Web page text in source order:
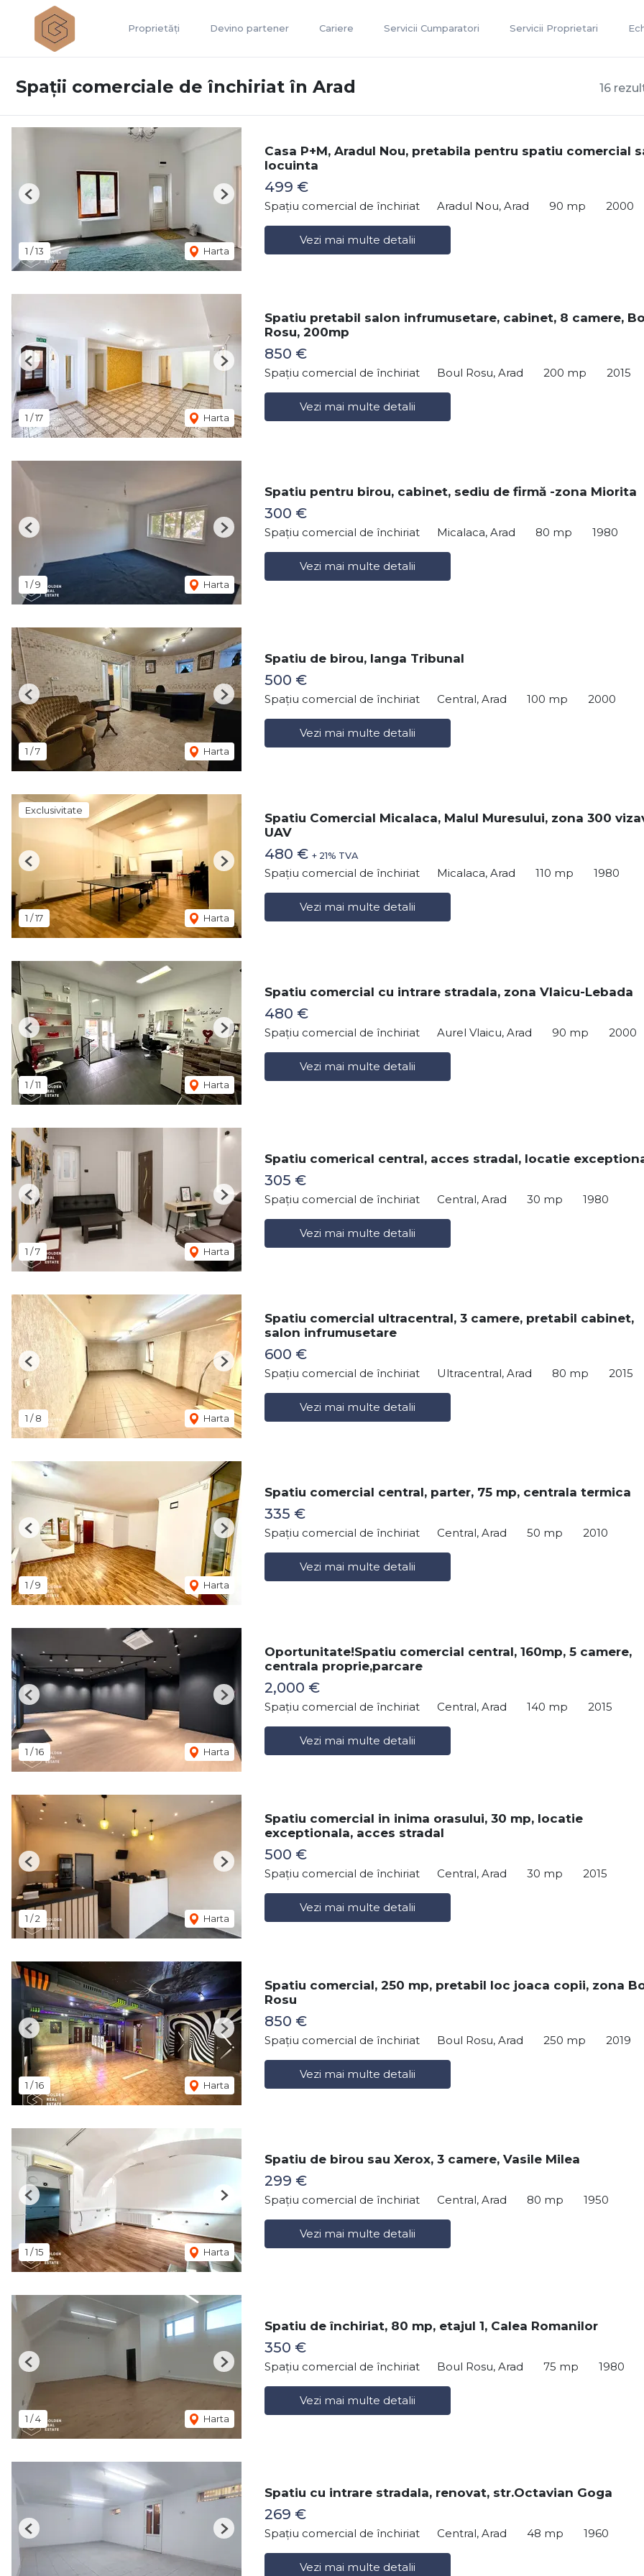
Proprietăți Devino partener Cariere Servicii Cumparatori Servicii Proprietari
16
Spații comerciale de închiriat în Arad
1 /13 Harta
Previous Next
Casa P+M, Aradul Nou, pretabila pentru spatiu comercial
locuinta
499 €
Spațiu comercial de închiriat Aradul Nou, Arad 90 mp 2000
Vezi mai multe detalii
1 /17 Harta
Previous Next
Spatiu pretabil salon infrumusetare, cabinet, 8 camere,
Rosu, 200mp
850 €
Spațiu comercial de închiriat Boul Rosu, Arad 200 mp 2015
Vezi mai multe detalii
1 /9 Harta
Previous Next
Spatiu pentru birou, cabinet, sediu de firmă -zona Miorita
300 €
Spațiu comercial de închiriat Micalaca, Arad 80 mp 1980
Vezi mai multe detalii
1 /7 Harta
Previous Next
Spatiu de birou, langa Tribunal
500 €
Spațiu comercial de închiriat Central, Arad 100 mp 2000
Vezi mai multe detalii
Exclusivitate
1 /17 Harta
Previous Next
Spatiu Comercial Micalaca, Malul Muresului, zona 300
UAV
480 € + 21% TVA
Spațiu comercial de închiriat Micalaca, Arad 110 mp 1980
Vezi mai multe detalii
1 /11 Harta
Previous Next
Spatiu comercial cu intrare stradala, zona Vlaicu-Lebada
480 €
Spațiu comercial de închiriat Aurel Vlaicu, Arad 90 mp 2000
Vezi mai multe detalii
1 /7 Harta
Previous Next
Spatiu comerical central, acces stradal, locatie
305 €
Spațiu comercial de închiriat Central, Arad 30 mp 1980
Vezi mai multe detalii
1 /8 Harta
Previous Next
Spatiu comercial ultracentral, 3 camere, pretabil cabinet,
salon infrumusetare
600 €
Spațiu comercial de închiriat Ultracentral, Arad 80 mp 2015
Vezi mai multe detalii
1 /9 Harta
Previous Next
Spatiu comercial central, parter, 75 mp, centrala termica
335 €
Spațiu comercial de închiriat Central, Arad 50 mp 2010
Vezi mai multe detalii
1 /16 Harta
Previous Next
Oportunitate!Spatiu comercial central, 160mp, 5 camere,
centrala proprie,parcare
2,000 €
Spațiu comercial de închiriat Central, Arad 140 mp 2015
Vezi mai multe detalii
1 /2 Harta
Previous Next
Spatiu comercial in inima orasului, 30 mp, locatie
exceptionala, acces stradal
500 €
Spațiu comercial de închiriat Central, Arad 30 mp 2015
Vezi mai multe detalii
1 /16 Harta
Previous Next
Spatiu comercial, 250 mp, pretabil loc joaca copii, zona
Rosu
850 €
Spațiu comercial de închiriat Boul Rosu, Arad 250 mp 2019
Vezi mai multe detalii
1 /15 Harta
Previous Next
Spatiu de birou sau Xerox, 3 camere, Vasile Milea
299 €
Spațiu comercial de închiriat Central, Arad 80 mp 1950
Vezi mai multe detalii
1 /4 Harta
Previous Next
Spatiu de închiriat, 80 mp, etajul 1, Calea Romanilor
350 €
Spațiu comercial de închiriat Boul Rosu, Arad 75 mp 1980
Vezi mai multe detalii
Previous Next
Spatiu cu intrare stradala, renovat, str.Octavian Goga
269 €
Spațiu comercial de închiriat Central, Arad 48 mp 1960
Vezi mai multe detalii